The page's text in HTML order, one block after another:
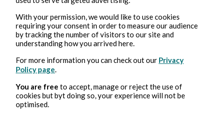
Lullolaby
With your permission, we would like to use cookies
requiring your consent in order to measure our audience
by tracking the number of visitors to our site and
understanding how you arrived here.
For more information you can check out our Privacy
Policy page
You are free to accept, manage or reject the use of
cookies but byt doing so, your experience will not be
optimised.